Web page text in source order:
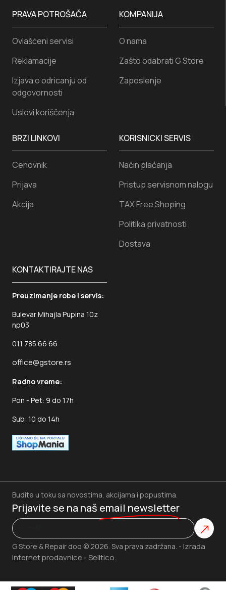
KORISNICKI SERVIS
Način plaćanja
Pristup servisnom nalogu
TAX Free Shoping
Politika privatnosti
Dostava
PRAVA POTROŠAČA
Ovlašćeni servisi
Reklamacije
Izjava o odricanju od
odgovornosti
Uslovi koriščenja
KONTAKTIRAJTE NAS
Preuzimanje robe i servis:
Bulevar Mihajla Pupina 10z
np03
011 785 66 66
office@gstore.rs
Radno vreme:
Pon - Pet: 9 do 17h
Sub: 10 do 14h
KOMPANIJA
O nama
Zašto odabrati G Store
Zaposlenje
BRZI LINKOVI
Cenovnik
Prijava
Akcija
G Store & Repair doo © 2026. Sva prava zadržana. - Izrada
internet prodavnice - Selltico.
Budite u toku sa novostima, akcijama i popustima.
Prijavite se na naš email newsletter